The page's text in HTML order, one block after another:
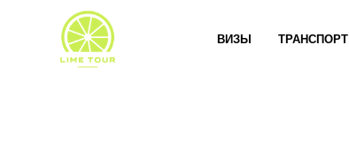
ВИЗЫ ТРАНСПОРТ